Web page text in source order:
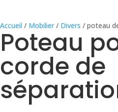
Accueil / Mobilier/ Divers / poteau
Poteau
corde de